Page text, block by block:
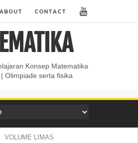
ABOUT CONTACT
Konsep Matematika
Olimpiade serta fisika
VOLUME LIMAS